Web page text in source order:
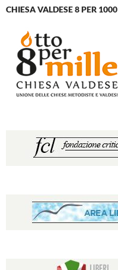
CHIESA VALDESE 8 PER 1000